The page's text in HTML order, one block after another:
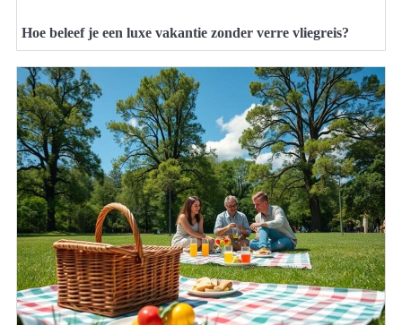
Hoe beleef je een luxe vakantie zonder verre vliegreis?